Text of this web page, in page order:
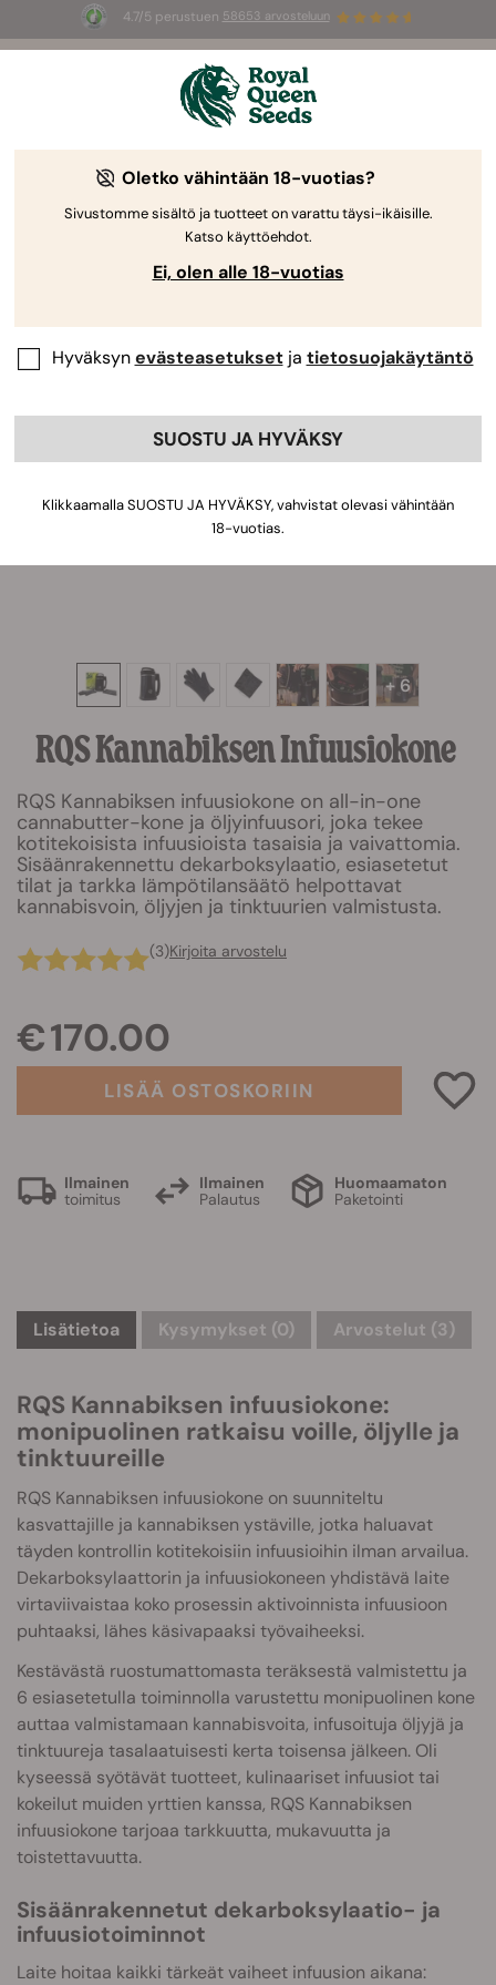
4.7/5 perustuen 58653 arvosteluun
Summer Sales: jopa –50 %
valikoiduista tuotteista! ⏤
+ 6
RQS Kannabiksen Infuusiokone
RQS Kannabiksen infuusiokone on all-in-one
cannabutter-kone ja öljyinfuusori, joka tekee
kotitekoisista infuusioista tasaisia ja vaivattomia.
Sisäänrakennettu dekarboksylaatio, esiasetetut
tilat ja tarkka lämpötilansäätö helpottavat
kannabisvoin, öljyjen ja tinktuurien valmistusta.
(3)Kirjoita arvostelu
€ 170.00
LISÄÄ OSTOSKORIIN
Ilmainen
toimitus
Ilmainen
Palautus
Huomaamaton
Paketointi
Lisätietoa Kysymykset (0) Arvostelut (3)
RQS Kannabiksen infuusiokone:
monipuolinen ratkaisu voille, öljylle ja
tinktuureille
RQS Kannabiksen infuusiokone on suunniteltu
kasvattajille ja kannabiksen ystäville, jotka haluavat
täyden kontrollin kotitekoisiin infuusioihin ilman arvailua.
Dekarboksylaattorin ja infuusiokoneen yhdistävä laite
virtaviivaistaa koko prosessin aktivoinnista infuusioon
puhtaaksi, lähes käsivapaaksi työvaiheeksi.
Kestävästä ruostumattomasta teräksestä valmistettu ja
6 esiasetetulla toiminnolla varustettu monipuolinen kone
auttaa valmistamaan kannabisvoita, infusoituja öljyjä ja
tinktuureja tasalaatuisesti kerta toisensa jälkeen. Oli
kyseessä syötävät tuotteet, kulinaariset infuusiot tai
kokeilut muiden yrttien kanssa, RQS Kannabiksen
infuusiokone tarjoaa tarkkuutta, mukavuutta ja
toistettavuutta.
Sisäänrakennetut dekarboksylaatio- ja
infuusiotoiminnot
Laite hoitaa kaikki tärkeät vaiheet infuusion aikana:
Oletko vähintään 18-vuotias?
Sivustomme sisältö ja tuotteet on varattu täysi-ikäisille.
Katso käyttöehdot.
Ei, olen alle 18-vuotias
Hyväksynevästeasetuksetja tietosuojakäytäntö
SUOSTU JA HYVÄKSY
Klikkaamalla SUOSTU JA HYVÄKSY, vahvistat olevasi vähintään
18-vuotias.